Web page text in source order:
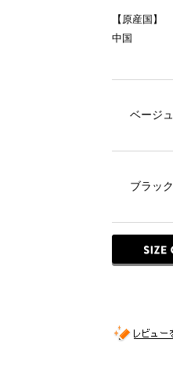
【原産国】
中国
ベージュ
ブラック